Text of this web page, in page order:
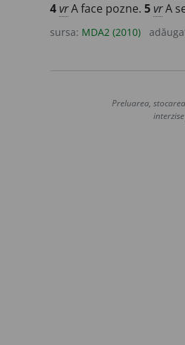
4vrA face pozne. 5vrA
sursa: MDA2 (2010)
Preluarea,